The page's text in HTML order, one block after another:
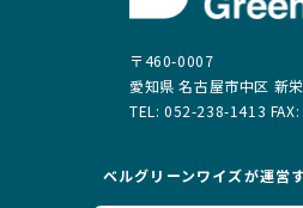
〒460-0007
愛知県 名古屋市中区 新
TEL: 052-238-1413
ベルグリーンワイズが運営